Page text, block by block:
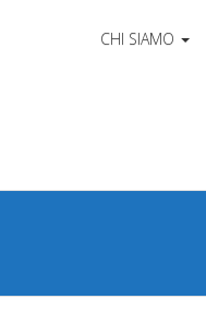
CHI SIAMO